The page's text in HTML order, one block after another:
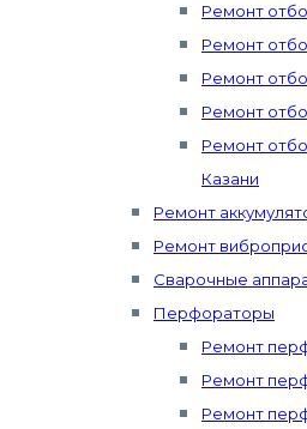
Ремонт
Ремонт
Ремонт
Ремонт
Ремонт
Казани
Ремонт
Ремонт
Сварочные
Перфораторы
Ремонт
Ремонт
Ремонт